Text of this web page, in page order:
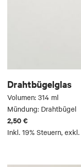
Drahtbügelglas
Volumen: 314 ml
Mündung: Drahtbügel
2,50 €
Inkl. 19% Steuern, exkl.